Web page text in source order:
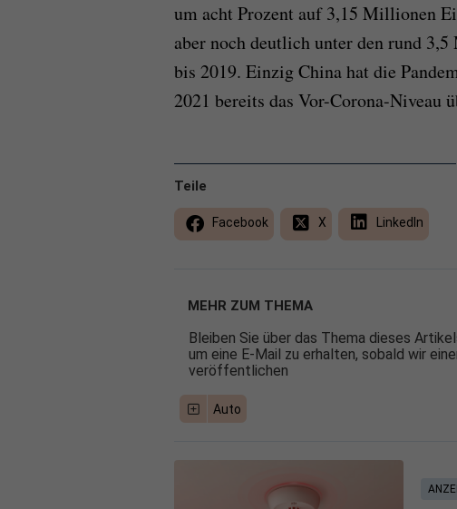
um acht Prozent auf 3,15 Millionen
aber noch deutlich unter den rund
bis 2019. Einzig China hat die
2021 bereits das Vor-Corona-Niveau
Teile
Facebook X LinkedIn
MEHR ZUM THEMA
Bleiben Sie über das Thema dieses
um eine E-Mail zu erhalten, sobald wir
veröffentlichen
Auto